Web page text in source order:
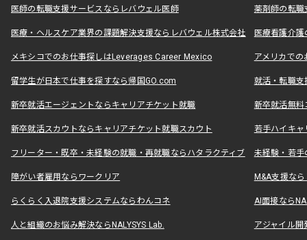
医師の転職支援サービスならレバウェル医師 薬剤師の転
医療・ヘルスケア業界の課題解決支援ならレバウェル株式会社 医療看護介
メキシコでのお仕事探しはLeverages Career Mexico アメリカで
留学生が日本で仕事を探すなら帰国GO.com 就活・転職
新卒就活エージェントならキャリアチケット就職 新卒就活無料
新卒就活スカウトならキャリアチケット就職スカウト 若手ハイキ
フリーター・既卒・未経験の就職・再就職ならハタラクティブ 未経験・若手
障がい者雇用ならワークリア M&A支援な
らくらく入退院支援システムならわんコネ AI面接なら
人と組織のお悩み解決ならNALYSYS Lab. アジャイル